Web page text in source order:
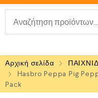
Αρχική σελίδα
Hasbro Peppa Pig
Pack